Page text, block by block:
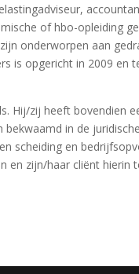
of hbo-opleiding
onderworpen aan
is opgericht in 2009 en
Hij/zij heeft bovendien
in de
scheiding en
en zijn/haar cliënt hierin